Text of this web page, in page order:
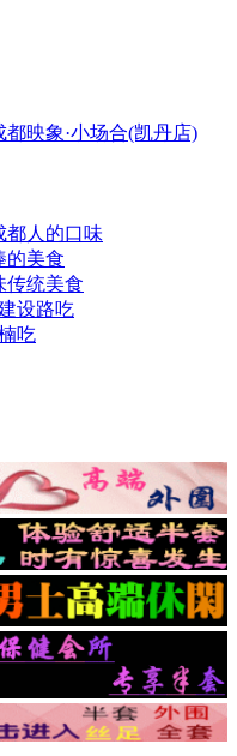
映象·小场合(凯丹店)
都人的口味
的美食
传统美食
设路吃
吃